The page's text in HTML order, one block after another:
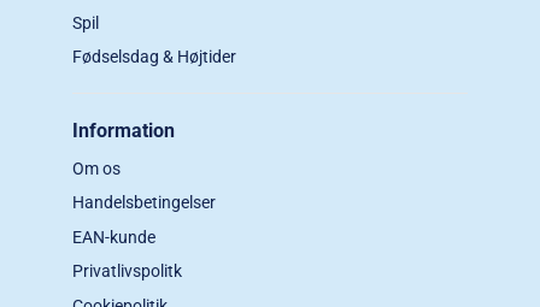
Spil
Fødselsdag & Højtider
Information
Om os
Handelsbetingelser
EAN-kunde
Privatlivspolitk